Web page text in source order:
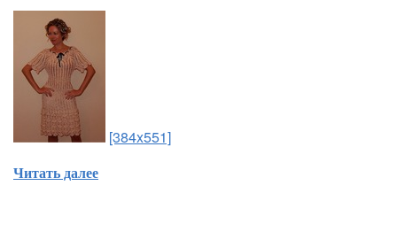
[384x551]
Читать далее